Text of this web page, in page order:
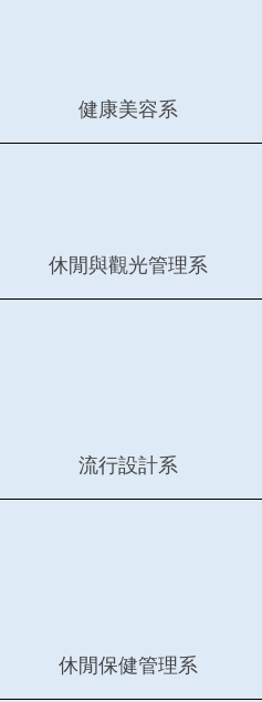
健康美容系
休閒與觀光管理系
流行設計系
休閒保健管理系